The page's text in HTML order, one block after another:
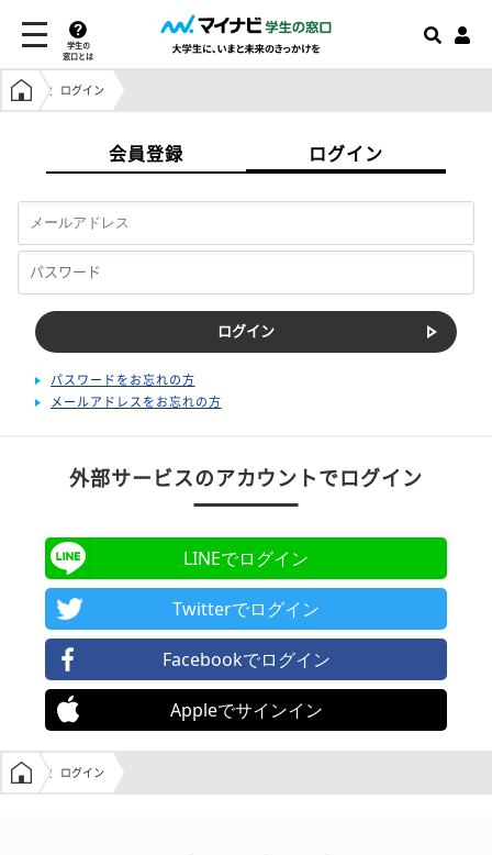
学生の
窓口とは
学生の窓口トップ
ログイン
会員登録 ログイン
パスワードをお忘れの方
メールアドレスをお忘れの方
外部サービスのアカウントでログイン
LINEでログイン
Twitterでログイン
Facebookでログイン
Appleでサインイン
学生の窓口トップ
ログイン